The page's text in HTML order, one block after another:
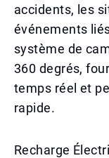
accidents, les
événements
système de
360 degrés,
temps réel et
rapide.
Recharge